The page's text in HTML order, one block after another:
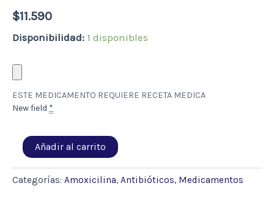
$11.590
Disponibilidad: 1 disponibles
ESTE MEDICAMENTO REQUIERE RECETA MEDICA
New field *
AMOVAL
DUO
400MG
X
Añadir al carrito
Categorías: Amoxicilina, Antibióticos, Medicamentos